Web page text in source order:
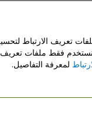
الشركة
تعريف الارتباط
سنستخدم فقط ملفات تعريف
لمعرفة التفاصيل.